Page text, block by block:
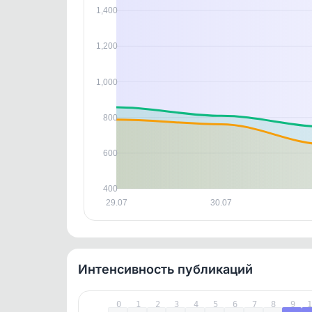
29.07 30.07
1,400
1,200
1,000
800
600
400
Интенсивность публикаций
0 1 2 3 4 5 6 7 8 9